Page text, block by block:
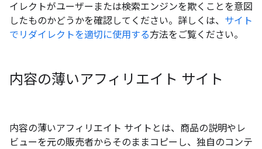
イレクトがユーザーまたは検索エンジンを欺くことを意図
したものかどうかを確認してください。詳しくは、 サイト
でリダイレクトを適切に使用する方法をご覧ください。
内容の薄いアフィリエイト サイト
内容の薄いアフィリエイト サイトとは、商品の説明やレ
ビューを元の販売者からそのままコピーし、独自のコンテ